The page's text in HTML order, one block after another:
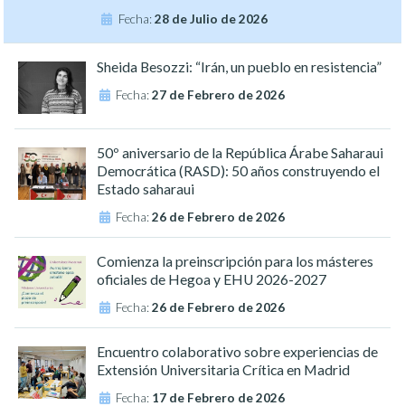
Fecha:28 de Julio de 2026
Sheida Besozzi: “Irán, un pueblo en resistencia”
Fecha:27 de Febrero de 2026
50º aniversario de la República Árabe Saharaui
Democrática (RASD): 50 años construyendo el
Estado saharaui
Fecha:26 de Febrero de 2026
Comienza la preinscripción para los másteres
oficiales de Hegoa y EHU 2026-2027
Fecha:26 de Febrero de 2026
Encuentro colaborativo sobre experiencias de
Extensión Universitaria Crítica en Madrid
Fecha: 17 de Febrero de 2026